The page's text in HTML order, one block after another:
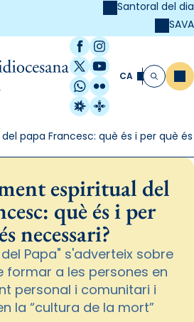
Santoral del dia
SAVA
Facebook
Instagram
X / Twitter
YouTube
WhatsApp
Flickr
Radio Estel
Catalunya
CA Cerca
papa Francesc: què és i per què és
espiritual del
què és i per
necessari?
Papa" s'adverteix sobre
formar a les persones en
personal i comunitari i
la “cultura de la mort”